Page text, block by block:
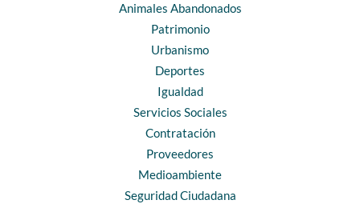
Animales Abandonados
Patrimonio
Urbanismo
Deportes
Igualdad
Servicios Sociales
Contratación
Proveedores
Medioambiente
Seguridad Ciudadana